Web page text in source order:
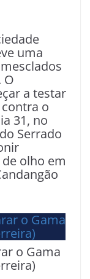
uma
O
a testar
o
31, no
Serrado
olho em
o Gama